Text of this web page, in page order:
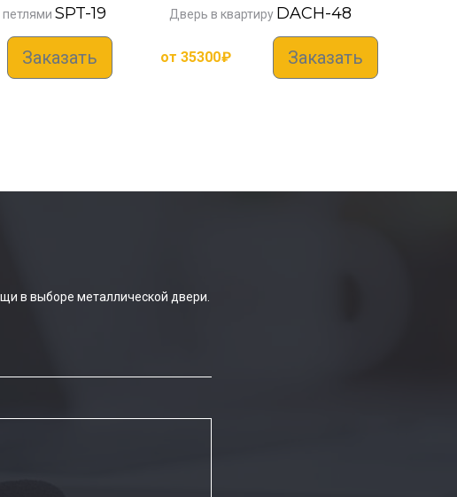
SPT-19
Заказать
Дверь в квартиру DACH-48
от 35300₽ Заказать
в выборе металлической двери.